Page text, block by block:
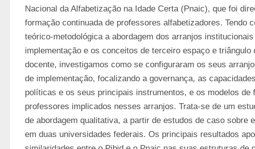
Nacional da Alfabetização na Idade Certa (Pnaic), que foi
formação continuada de professores alfabetizadores. Tendo
teórico-metodológica a abordagem dos arranjos institucionais
implementação e os conceitos de terceiro espaço e triângulo
docente, investigamos como se configuraram os seus
de implementação, focalizando a governança, as
políticas e os seus principais instrumentos, e os modelos de
professores implicados nesses arranjos. Trata-se de um
de abordagem qualitativa, a partir de estudos de caso sobre
em duas universidades federais. Os principais resultados